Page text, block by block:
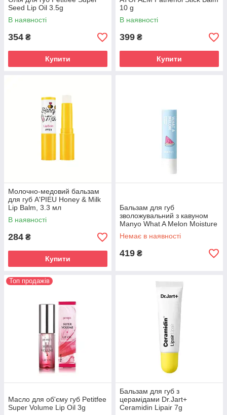
Seed Lip Oil 3.5g
В наявності
354 ₴
Купити
10 g
В наявності
399 ₴
Купити
Молочно-медовий бальзам
для губ A'PIEU Honey & Milk
Lip Balm, 3.3 мл
В наявності
284 ₴
Купити
Бальзам для губ
зволожувальний з кавуном
Manyo What A Melon Moisture
Lip Balm 4 g
Немає в наявності
419 ₴
Топ продажів
Масло для об'єму губ Petitfee
Super Volume Lip Oil 3g
Бальзам для губ з
церамідами Dr.Jart+
Ceramidin Lipair 7g